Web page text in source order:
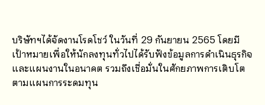
บริษัทฯได้จัดงานโรดโชว์ ในวันที่ 29 กันยายน 2565 โดยมี
เป้าหมายเพื่อให้นักลงทุนทั่วไปได้รับฟังข้อมูลการดำเนินธุรกิจ
และแผนงานในอนาคต รวมถึงเชื่อมั่นในศักยภาพการเติบโต
ตามแผนการระดมทุน